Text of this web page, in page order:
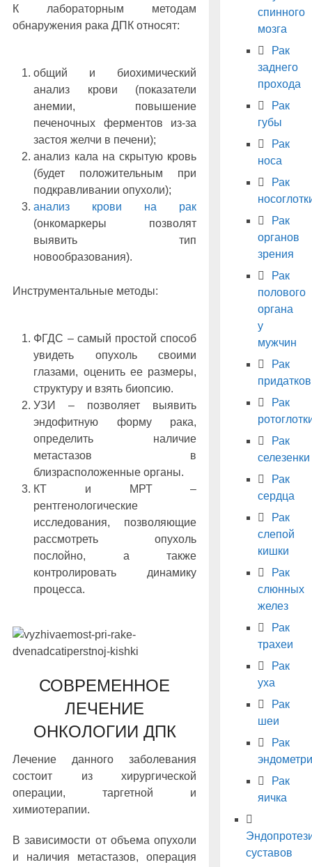
К лабораторным методам
обнаружения рака ДПК относят:
общий и биохимический
анализ крови (показатели
анемии, повышение
печеночных ферментов из-за
застоя желчи в печени);
анализ кала на скрытую кровь
(будет положительным при
подкравливании опухоли);
анализ крови на рак
(онкомаркеры позволят
выявить тип
новообразования).
Инструментальные методы:
ФГДС – самый простой способ
увидеть опухоль своими
глазами, оценить ее размеры,
структуру и взять биопсию.
УЗИ – позволяет выявить
эндофитную форму рака,
определить наличие
метастазов в
близрасположенные органы.
КТ и МРТ –
рентгенологические
исследования, позволяющие
рассмотреть опухоль
послойно, а также
контролировать динамику
процесса.
СОВРЕМЕННОЕ
ЛЕЧЕНИЕ
ОНКОЛОГИИ ДПК
Лечение данного заболевания
состоит из хирургической
операции, таргетной и
химиотерапии.
В зависимости от объема опухоли
и наличия метастазов, операция
спинного
мозга
Рак
заднего
прохода
Рак
губы
Рак
носа
Рак
Рак
органов
зрения
Рак
полового
органа
у
мужчин
Рак
придатков
Рак
Рак
селезенки
Рак
сердца
Рак
слепой
кишки
Рак
слюнных
желез
Рак
трахеи
Рак
уха
Рак
шеи
Рак
Рак
яичка
суставов